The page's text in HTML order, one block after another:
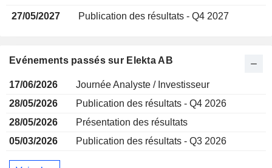
27/05/2027 Publication des résultats - Q4 2027
Evénements passés sur Elekta AB
17/06/2026
Journée Analyste / Investisseur
28/05/2026
Publication des résultats - Q4 2026
28/05/2026
Présentation des résultats
05/03/2026
Publication des résultats - Q3 2026